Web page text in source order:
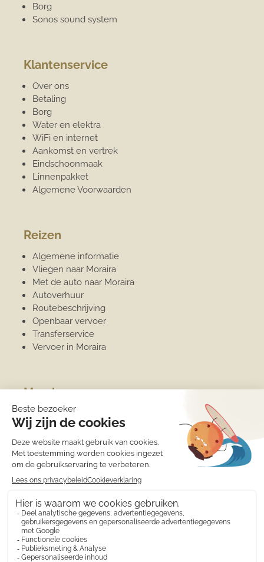
Borg
Sonos sound system
Klantenservice
Over ons
Betaling
Borg
Water en elektra
WiFi en internet
Aankomst en vertrek
Eindschoonmaak
Linnenpakket
Algemene Voorwaarden
Reizen
Algemene informatie
Vliegen naar Moraira
Met de auto naar Moraira
Autoverhuur
Routebeschrijving
Openbaar vervoer
Transferservice
Vervoer in Moraira
Moraira
Algemene informatie
Overwinteren
Jachthaven
Sport
Strand
Het weer
Eten en drinken
Winkels
Wat is er te doen?
Costa Blanca